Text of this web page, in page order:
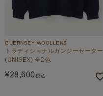
GUERNSEY WOOLLENS
トラディショナルガンジーセーター
(UNISEX) 全2色
¥28,600税込